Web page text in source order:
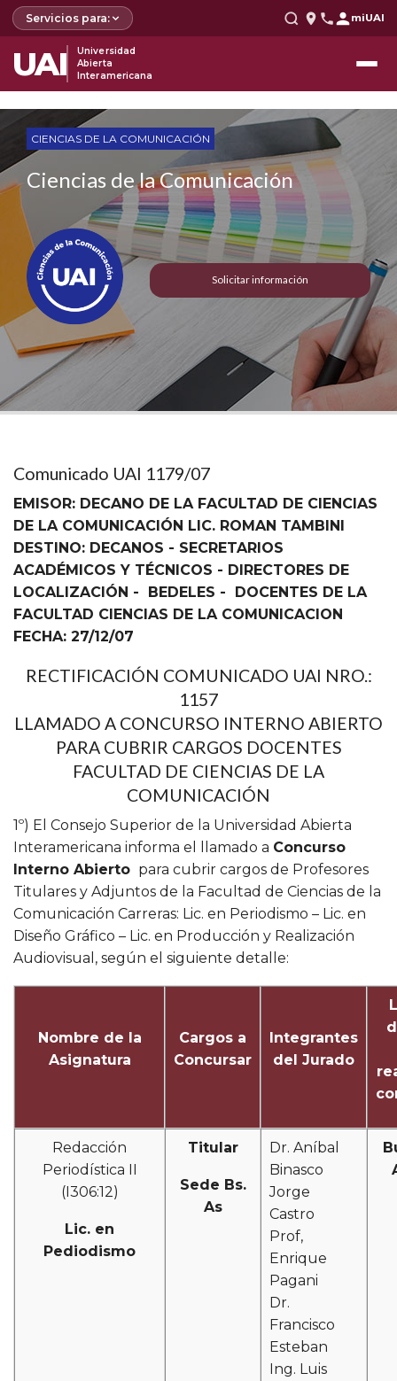
Servicios para: miUAI
UAI
Universidad
Abierta
Interamericana
CIENCIAS DE LA COMUNICACIÓN
Ciencias de la Comunicación
Solicitar información
Comunicado UAI 1179/07
EMISOR: DECANO DE LA FACULTAD DE CIENCIAS
DE LA COMUNICACIÓN LIC. ROMAN TAMBINI
DESTINO: DECANOS - SECRETARIOS
ACADÉMICOS Y TÉCNICOS - DIRECTORES DE
LOCALIZACIÓN - BEDELES - DOCENTES DE LA
FACULTAD CIENCIAS DE LA COMUNICACION
FECHA: 27/12/07
RECTIFICACIÓN COMUNICADO UAI NRO.:
1157
LLAMADO A CONCURSO INTERNO ABIERTO
PARA CUBRIR CARGOS DOCENTES
FACULTAD DE CIENCIAS DE LA
COMUNICACIÓN
1º) El Consejo Superior de la Universidad Abierta
Interamericana informa el llamado a Concurso
Interno Abierto para cubrir cargos de Profesores
Titulares y Adjuntos de la Facultad de Ciencias de la
Comunicación Carreras: Lic. en Periodismo – Lic. en
Diseño Gráfico – Lic. en Producción y Realización
Audiovisual, según el siguiente detalle:
Nombre de la
Asignatura
Cargos a
Concursar
Integrantes
del Jurado
Redacción
Periodística II
(I306:12)
Lic. en
Pediodismo
Titular
Sede Bs.
As
Dr. Aníbal
Binasco
Jorge
Castro
Prof,
Enrique
Pagani
Dr.
Francisco
Esteban
Ing. Luis